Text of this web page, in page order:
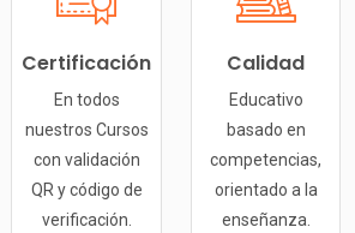
Certificación
En todos
nuestros Cursos
con validación
QR y código de
verificación.
Calidad
Educativo
basado en
competencias,
orientado a la
enseñanza.